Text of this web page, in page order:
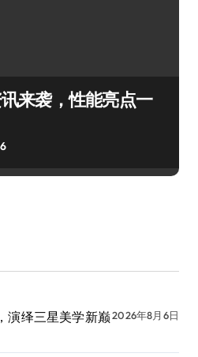
来袭，性能亮点一
演绎三星美学新巅2026年8月6日